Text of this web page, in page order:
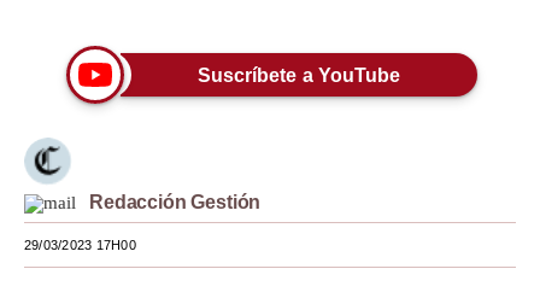
Viajes
Estilos
Mundo
EEUU
Suscríbete a YouTube
Redacción Gestión
29/03/2023 17H00